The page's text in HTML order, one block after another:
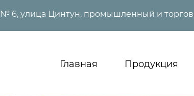
№ 6, улица Цинтун, промышленный и
Главная Продукция